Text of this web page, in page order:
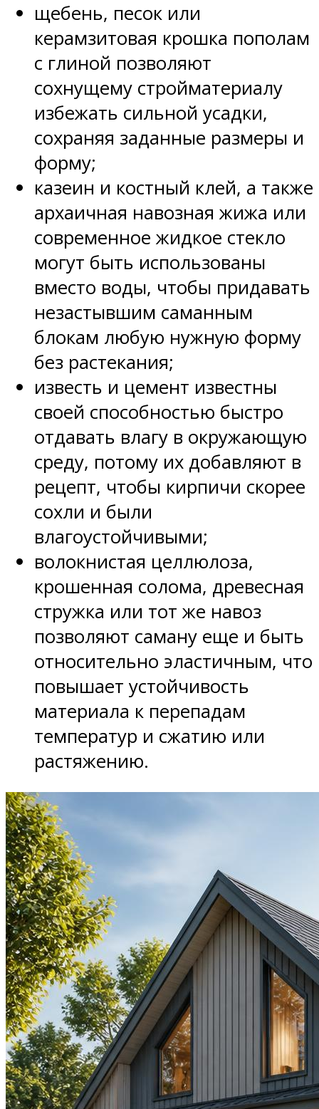
щебень, песок или
керамзитовая крошка пополам
с глиной позволяют
сохнущему стройматериалу
избежать сильной усадки,
сохраняя заданные размеры и
форму;
казеин и костный клей, а также
архаичная навозная жижа или
современное жидкое стекло
могут быть использованы
вместо воды, чтобы придавать
незастывшим саманным
блокам любую нужную форму
без растекания;
известь и цемент известны
своей способностью быстро
отдавать влагу в окружающую
среду, потому их добавляют в
рецепт, чтобы кирпичи скорее
сохли и были
влагоустойчивыми;
волокнистая целлюлоза,
крошенная солома, древесная
стружка или тот же навоз
позволяют саману еще и быть
относительно эластичным, что
повышает устойчивость
материала к перепадам
температур и сжатию или
растяжению.